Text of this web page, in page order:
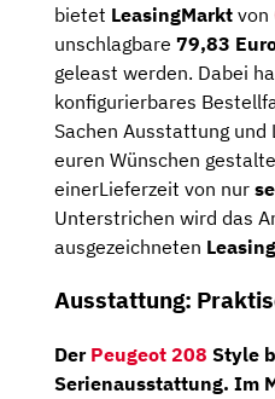
bietet LeasingMarkt von
unschlagbare 79,83
geleast werden. Dabei
konfigurierbares
Sachen Ausstattung und
euren Wünschen
einerLieferzeit von nur
Unterstrichen wird das
ausgezeichneten
Ausstattung:
Der Peugeot 208 Style
Serienausstattung. Im